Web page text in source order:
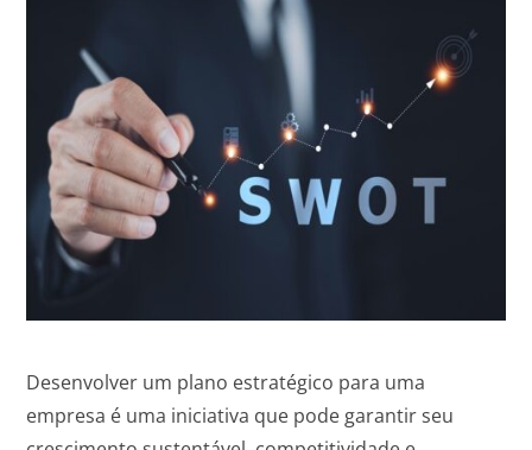
Desenvolver um plano estratégico para uma
empresa é uma iniciativa que pode garantir seu